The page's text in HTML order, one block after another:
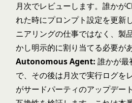
月次でレビューします。誰かが
れた時にプロンプト設定を更新
ニアリングの仕事ではなく、製
かし明示的に割り当てる必要が
Autonomous Agent: 誰かが最
で、その後は月次で実行ログを
がサードパーティのアップデー